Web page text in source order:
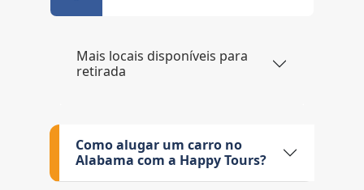
Mais locais disponíveis para
retirada
Como alugar um carro no
Alabama com a Happy Tours?